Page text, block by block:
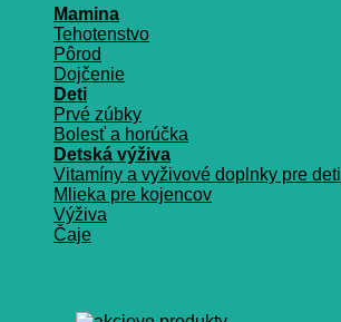
Mamina
Tehotenstvo
Pôrod
Dojčenie
Deti
Prvé zúbky
Bolesť a horúčka
Detská výživa
Vitamíny a vyživové doplnky pre deti
Mlieka pre kojencov
Výživa
Čaje